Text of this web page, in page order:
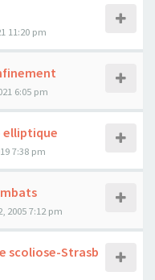
11:20 pm
6:05 pm
elliptique
7:38 pm
2005 7:12 pm
scoliose-Strasb